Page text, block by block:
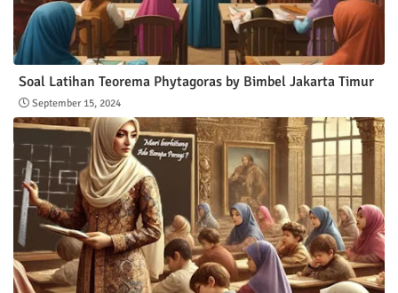
Soal Latihan Teorema Phytagoras by Bimbel Jakarta Timur
September 15, 2024